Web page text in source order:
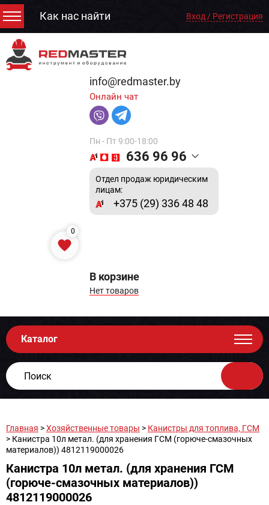
Как нас найти Вход / Регистрация
info@redmaster.by
Онлайн чат
Пн - Пт 9:00-18:00
636 96 96
Отдел продаж юридическим
лицам:
+375 (29) 336 48 48
0
В корзине
Нет товаров
Каталог
Главная >Хозяйственные товары > Канистры для топлива, ГСМ
> Канистра 10л метал. (для хранения ГСМ (горюче-смазочных
материалов)) 4812119000026
Канистра 10л метал. (для хранения ГСМ
(горюче-смазочных материалов))
4812119000026